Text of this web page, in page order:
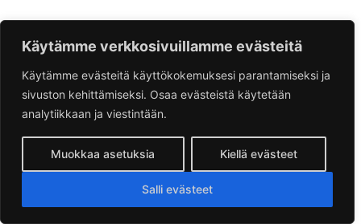
Käytämme verkkosivuillamme evästeitä
Käytämme evästeitä käyttökokemuksesi parantamiseksi ja
sivuston kehittämiseksi. Osaa evästeistä käytetään
analytiikkaan ja viestintään.
Muokkaa asetuksia Kiellä evästeet
Salli evästeet